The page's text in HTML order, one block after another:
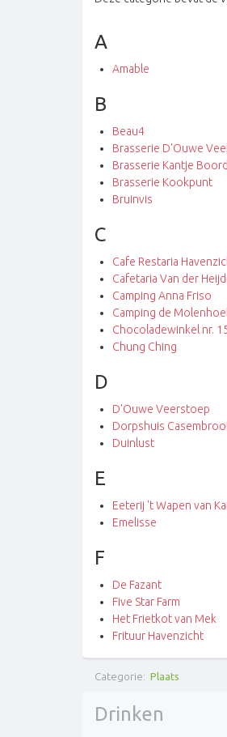
A
Amable
B
Beau4
Brasserie D'Ouwe
Brasserie Kantje Boord
Brasserie Kookpunt
Bruinvis
C
Cafe Restaria
Cafetaria Van der
Camping Anna Friso
Camping de
Chocoladewinkel nr.
Chung Ching
D
D'Ouwe Veerstoep
Dorpshuis
Duinlust
E
Eeterij 't Wapen van
Emelisse
F
De Fazant
Five Star Farm
Het Frietkot van Mek
Frituur Havenzicht
Categorie: Plaats
Drinken